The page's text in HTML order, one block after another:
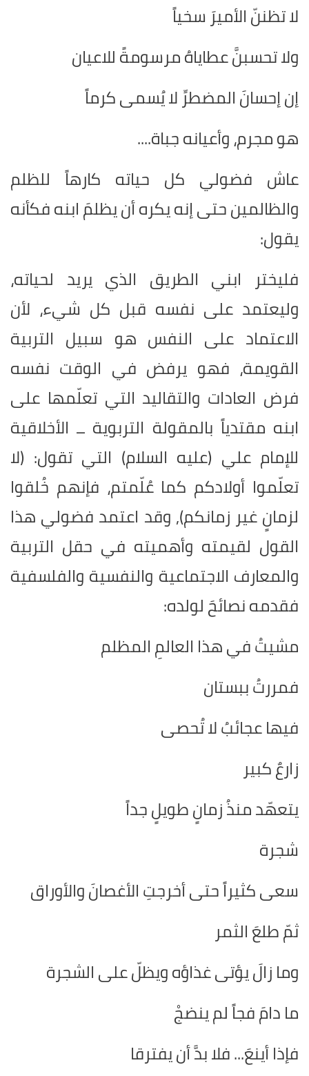
لا تظننّ الأميرَ سخياً
ولا تحسبنَّ عطاياهُ مرسومةً للاعيان
إن إحسانَ المضطرِّ لا يُسمى كرماً
هو مجرم، وأعيانه جباة....
عاش فضولي كل حياته كارهاً للظلم
والظالمين حتى إنه يكره أن يظلمَ ابنه فكأنه
يقول:
فليختر ابني الطريق الذي يريد لحياته،
وليعتمد على نفسه قبل كل شيء، لأن
الاعتماد على النفس هو سبيل التربية
القويمة، فهو يرفض في الوقت نفسه
فرض العادات والتقاليد التي تعلّمها على
ابنه مقتدياً بالمقولة التربوية ــ الأخلاقية
للإمام علي (عليه السلام) التي تقول: (لا
تعلّموا أولادكم كما عُلّمتم، فإنهم خُلقوا
لزمانٍ غير زمانكم), وقد اعتمد فضولي هذا
القول لقيمته وأهميته في حقل التربية
والمعارف الاجتماعية والنفسية والفلسفية
فقدمه نصائحَ لولده:
مشيتُ في هذا العالمِ المظلم
فمررتُ ببستان
فيها عجائبُ لا تُحصى
زارعٌ كبير
يتعهّد منذُ زمانٍ طويلٍ جداً
شجرة
سعى كثيراً حتى أخرجتِ الأغصانَ والأوراق
ثمّ طلعَ الثمر
وما زالَ يؤتى غذاؤه ويظلّ على الشجرة
ما دامَ فجاً لم ينضجْ
فإذا أينعَ... فلا بدَّ أن يفترقا